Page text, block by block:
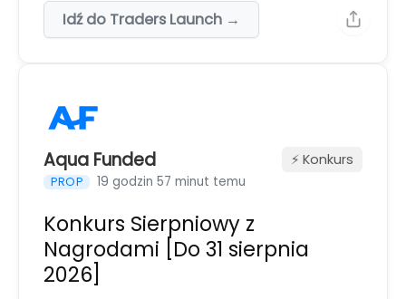
Idź do Traders Launch →
Aqua Funded
PROP 19 godzin 57 minut temu
⚡️ Konkurs
Konkurs Sierpniowy z
Nagrodami [Do 31 sierpnia
2026]